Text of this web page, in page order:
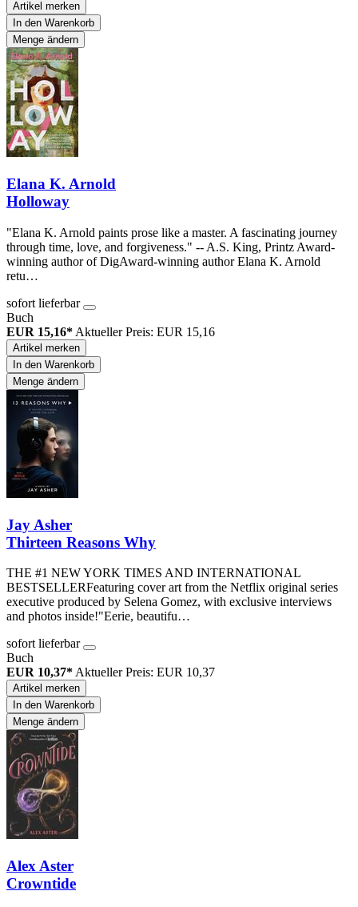
Artikel merken
In den Warenkorb
Menge ändern
Elana K. Arnold
Holloway
"Elana K. Arnold paints prose like a master. A fascinating journey
through time, love, and forgiveness." -- A.S. King, Printz Award-
winning author of DigAward-winning author Elana K. Arnold
retu…
sofort lieferbar
Buch
EUR 15,16* Aktueller Preis: EUR 15,16
Artikel merken
In den Warenkorb
Menge ändern
Jay Asher
Thirteen Reasons Why
THE #1 NEW YORK TIMES AND INTERNATIONAL
BESTSELLERFeaturing cover art from the Netflix original series
executive produced by Selena Gomez, with exclusive interviews
and photos inside!"Eerie, beautifu…
sofort lieferbar
Buch
EUR 10,37* Aktueller Preis: EUR 10,37
Artikel merken
In den Warenkorb
Menge ändern
Alex Aster
Crowntide